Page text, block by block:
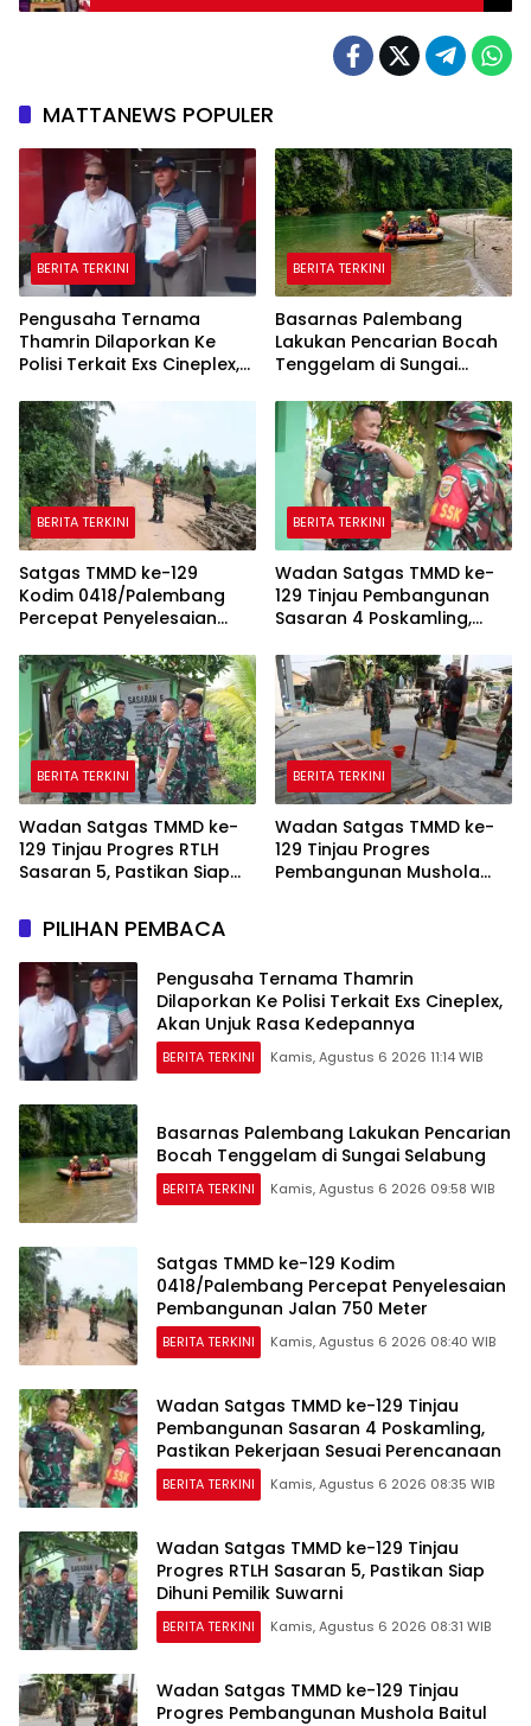
MATTANEWS POPULER
BERITA TERKINI
Pengusaha Ternama
Thamrin Dilaporkan Ke
Polisi Terkait Exs Cineplex,
Kedepannya
BERITA TERKINI
Basarnas Palembang
Lakukan Pencarian Bocah
Tenggelam di Sungai
BERITA TERKINI
Satgas TMMD ke-129
Kodim 0418/Palembang
Percepat Penyelesaian
Meter
BERITA TERKINI
Wadan Satgas TMMD ke-
129 Tinjau Pembangunan
Sasaran 4 Poskamling,
Perencanaan
BERITA TERKINI
Wadan Satgas TMMD ke-
129 Tinjau Progres RTLH
Sasaran 5, Pastikan Siap
BERITA TERKINI
Wadan Satgas TMMD ke-
129 Tinjau Progres
Pembangunan Mushola
PILIHAN PEMBACA
Pengusaha Ternama Thamrin
Dilaporkan Ke Polisi Terkait Exs Cineplex,
Akan Unjuk Rasa Kedepannya
BERITA TERKINI Kamis, Agustus 6 2026 11:14 WIB
Basarnas Palembang Lakukan Pencarian
Bocah Tenggelam di Sungai Selabung
BERITA TERKINI Kamis, Agustus 6 2026 09:58 WIB
Satgas TMMD ke-129 Kodim
0418/Palembang Percepat Penyelesaian
Pembangunan Jalan 750 Meter
BERITA TERKINI Kamis, Agustus 6 2026 08:40 WIB
Wadan Satgas TMMD ke-129 Tinjau
Pembangunan Sasaran 4 Poskamling,
Pastikan Pekerjaan Sesuai Perencanaan
BERITA TERKINI Kamis, Agustus 6 2026 08:35 WIB
Wadan Satgas TMMD ke-129 Tinjau
Progres RTLH Sasaran 5, Pastikan Siap
Dihuni Pemilik Suwarni
BERITA TERKINI Kamis, Agustus 6 2026 08:31 WIB
Wadan Satgas TMMD ke-129 Tinjau
Progres Pembangunan Mushola Baitul